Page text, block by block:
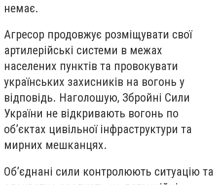
немає.
Агресор продовжує розміщувати свої
артилерійські системи в межах
населених пунктів та провокувати
українських захисників на вогонь у
відповідь. Наголошую, Збройні Сили
України не відкривають вогонь по
об’єктах цивільної інфраструктури та
мирних мешканцях.
Об’єднані сили контролюють ситуацію та